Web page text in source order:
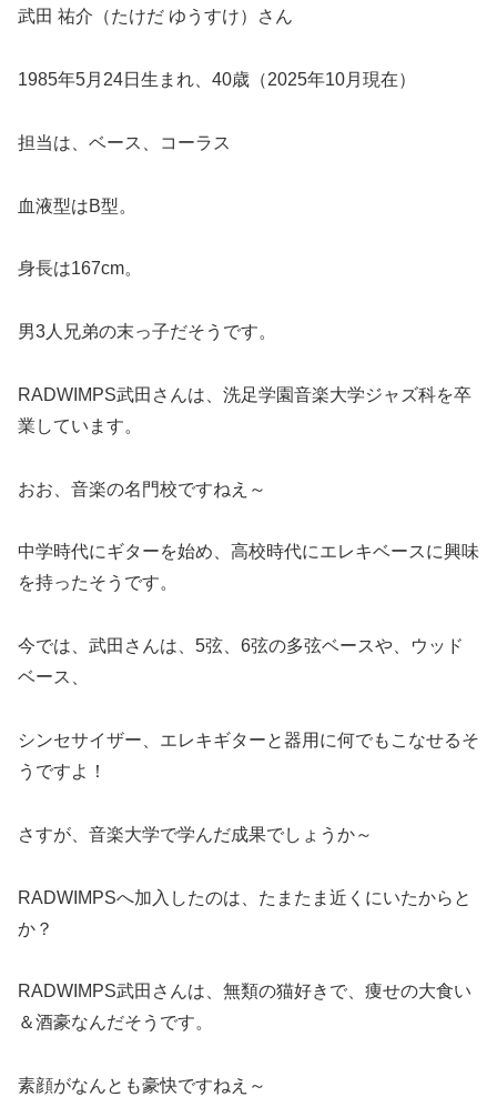
武田 祐介（たけだ ゆうすけ）さん
1985年5月24日生まれ、40歳（2025年10月現在）
担当は、ベース、コーラス
血液型はB型。
身長は167cm。
男3人兄弟の末っ子だそうです。
RADWIMPS武田さんは、洗足学園音楽大学ジャズ科を卒
業しています。
おお、音楽の名門校ですねえ～
中学時代にギターを始め、高校時代にエレキベースに興味
を持ったそうです。
今では、武田さんは、5弦、6弦の多弦ベースや、ウッド
ベース、
シンセサイザー、エレキギターと器用に何でもこなせるそ
うですよ！
さすが、音楽大学で学んだ成果でしょうか～
RADWIMPSへ加入したのは、たまたま近くにいたからと
か？
RADWIMPS武田さんは、無類の猫好きで、痩せの大食い
＆酒豪なんだそうです。
素顔がなんとも豪快ですねえ～